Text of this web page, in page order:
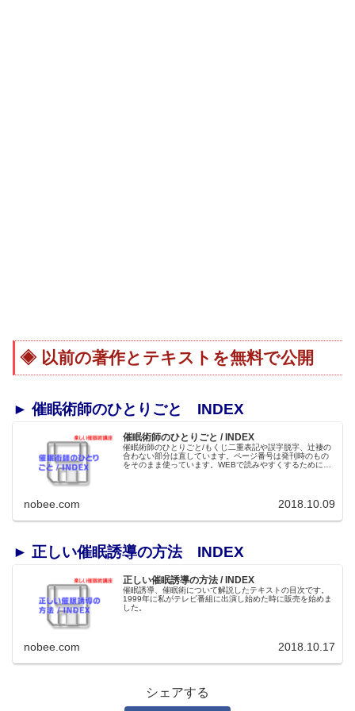
以前の著作とテキストを無料で公開
► 催眠術師のひとりごと INDEX
催眠術師のひとりごと / INDEX
催眠術師のひとりごと/もくじ二重表記や誤字脱字、辻褄の
合わない部分は直しています。ページ番号は発刊時のもの
をそのまま使っています。WEBで読みやすくするために縦
nobee.com 2018.10.09
► 正しい催眠誘導の方法 INDEX
正しい催眠誘導の方法 / INDEX
催眠誘導、催眠術について解説したテキストの目次です。
1999年に私がテレビ番組に出演し始めた時に販売を始めま
した。
nobee.com 2018.10.17
シェアする